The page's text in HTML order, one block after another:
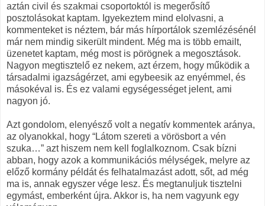
aztán civil és szakmai csoportoktól is megerősítő
posztolásokat kaptam. Igyekeztem mind elolvasni, a
kommenteket is néztem, bár más hírportálok szemlézésénél
már nem mindig sikerült mindent. Még ma is több emailt,
üzenetet kaptam, még most is pörögnek a megosztások.
Nagyon megtisztelő ez nekem, azt érzem, hogy működik a
társadalmi igazságérzet, ami egybeesik az enyémmel, és
másokéval is. És ez valami egységességet jelent, ami
nagyon jó.
Azt gondolom, elenyésző volt a negatív kommentek aránya,
az olyanokkal, hogy “Látom szereti a vörösbort a vén
szuka…” azt hiszem nem kell foglalkoznom. Csak bízni
abban, hogy azok a kommunikációs mélységek, melyre az
előző kormány példát és felhatalmazást adott, sőt, ad még
ma is, annak egyszer vége lesz. És megtanuljuk tisztelni
egymást, emberként újra. Akkor is, ha nem vagyunk egy